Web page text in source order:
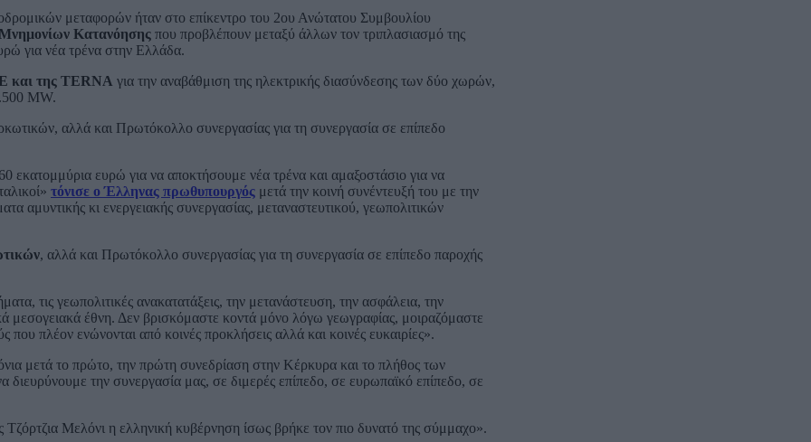
μεταφορών ήταν στο επίκεντρο του 2ου Ανώτατου Συμβουλίου
Κατανόησης που προβλέπουν μεταξύ άλλων τον τριπλασιασμό της
για νέα τρένα στην Ελλάδα.
και της TERNA για την αναβάθμιση της ηλεκτρικής διασύνδεσης των δύο χωρών,
MW.
αλλά και Πρωτόκολλο συνεργασίας για τη συνεργασία σε επίπεδο
εκατομμύρια ευρώ για να αποκτήσουμε νέα τρένα και αμαξοστάσιο για να
τόνισε ο Έλληνας πρωθυπουργός μετά την κοινή συνέντευξή του με την
αμυντικής κι ενεργειακής συνεργασίας, μεταναστευτικού, γεωπολιτικών
, αλλά και Πρωτόκολλο συνεργασίας για τη συνεργασία σε επίπεδο παροχής
τις γεωπολιτικές ανακατατάξεις, την μετανάστευση, την ασφάλεια, την
μεσογειακά έθνη. Δεν βρισκόμαστε κοντά μόνο λόγω γεωγραφίας, μοιραζόμαστε
που πλέον ενώνονται από κοινές προκλήσεις αλλά και κοινές ευκαιρίες».
μετά το πρώτο, την πρώτη συνεδρίαση στην Κέρκυρα και το πλήθος των
την συνεργασία μας, σε διμερές επίπεδο, σε ευρωπαϊκό επίπεδο, σε
Μελόνι η ελληνική κυβέρνηση ίσως βρήκε τον πιο δυνατό της σύμμαχο».